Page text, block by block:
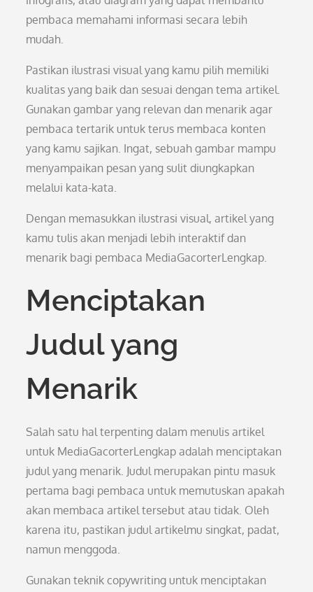
pembaca memahami informasi secara lebih
mudah.
Pastikan ilustrasi visual yang kamu pilih memiliki
kualitas yang baik dan sesuai dengan tema artikel.
Gunakan gambar yang relevan dan menarik agar
pembaca tertarik untuk terus membaca konten
yang kamu sajikan. Ingat, sebuah gambar mampu
menyampaikan pesan yang sulit diungkapkan
melalui kata-kata.
Dengan memasukkan ilustrasi visual, artikel yang
kamu tulis akan menjadi lebih interaktif dan
menarik bagi pembaca MediaGacorterLengkap.
Menciptakan
Judul yang
Menarik
Salah satu hal terpenting dalam menulis artikel
untuk MediaGacorterLengkap adalah menciptakan
judul yang menarik. Judul merupakan pintu masuk
pertama bagi pembaca untuk memutuskan apakah
akan membaca artikel tersebut atau tidak. Oleh
karena itu, pastikan judul artikelmu singkat, padat,
namun menggoda.
Gunakan teknik copywriting untuk menciptakan